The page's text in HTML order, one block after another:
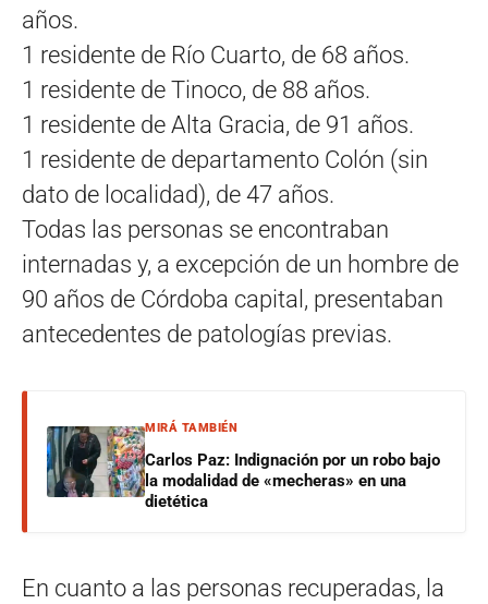
años.
1 residente de Río Cuarto, de 68 años.
1 residente de Tinoco, de 88 años.
1 residente de Alta Gracia, de 91 años.
1 residente de departamento Colón (sin
dato de localidad), de 47 años.
Todas las personas se encontraban
internadas y, a excepción de un hombre de
90 años de Córdoba capital, presentaban
antecedentes de patologías previas.
MIRÁ TAMBIÉN
Carlos Paz: Indignación por un robo bajo
la modalidad de «mecheras» en una
dietética
En cuanto a las personas recuperadas, la